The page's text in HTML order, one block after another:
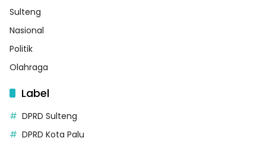
Sulteng
Nasional
Politik
Olahraga
Label
DPRD Sulteng
DPRD Kota Palu